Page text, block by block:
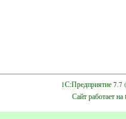
1С:Предприятие 7.7
Сайт работает на